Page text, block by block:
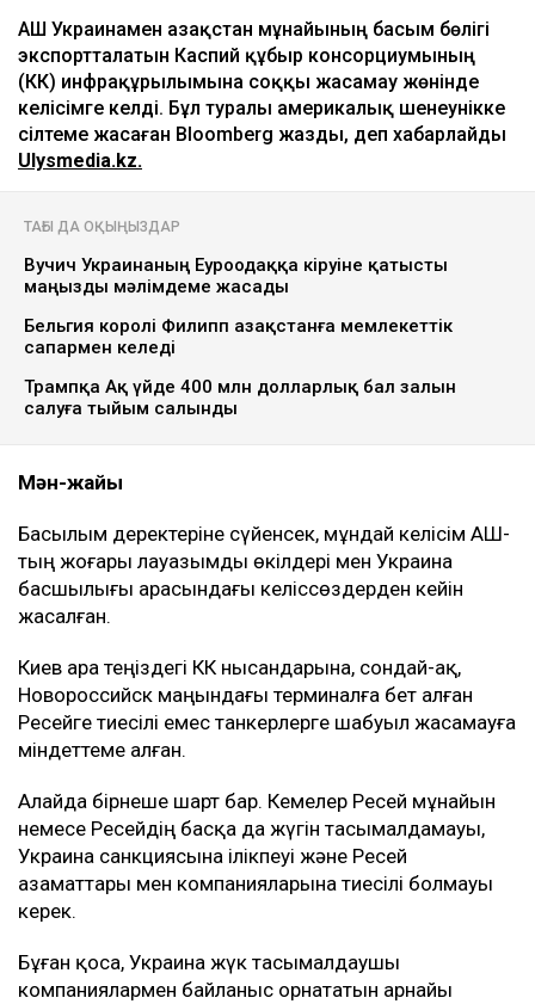
АҚШ Украинамен Қазақстан мұнайының басым бөлігі
экспортталатын Каспий құбыр консорциумының
(КҚК) инфрақұрылымына соққы жасамау жөнінде
келісімге келді. Бұл туралы америкалық шенеунікке
сілтеме жасаған Bloomberg жазды, деп хабарлайды
Ulysmedia.kz.
ТАҒЫ ДА ОҚЫҢЫЗДАР
Вучич Украинаның Еуроодаққа кіруіне қатысты
маңызды мәлімдеме жасады
Бельгия королі Филипп Қазақстанға мемлекеттік
сапармен келеді
Трампқа Ақ үйде 400 млн долларлық бал залын
салуға тыйым салынды
Мән-жайы
Басылым деректеріне сүйенсек, мұндай келісім АҚШ-
тың жоғары лауазымды өкілдері мен Украина
басшылығы арасындағы келіссөздерден кейін
жасалған.
Киев Қара теңіздегі КҚК нысандарына, сондай-ақ,
Новороссийск маңындағы терминалға бет алған
Ресейге тиесілі емес танкерлерге шабуыл жасамауға
міндеттеме алған.
Алайда бірнеше шарт бар. Кемелер Ресей мұнайын
немесе Ресейдің басқа да жүгін тасымалдамауы,
Украина санкциясына ілікпеуі және Ресей
азаматтары мен компанияларына тиесілі болмауы
керек.
Бұған қоса, Украина жүк тасымалдаушы
компаниялармен байланыс орнататын арнайы